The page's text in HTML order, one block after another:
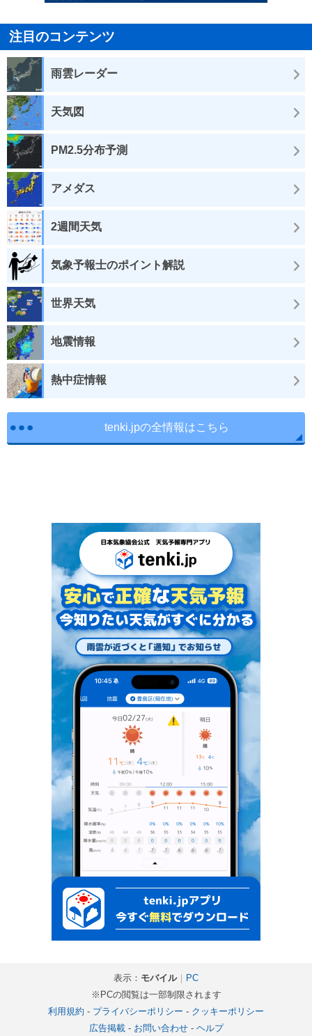
注目のコンテンツ
雨雲レーダー
天気図
PM2.5分布予測
アメダス
2週間天気
気象予報士のポイント解説
世界天気
地震情報
熱中症情報
tenki.jpの全情報はこちら
表示： モバイル｜ PC
※PCの閲覧は一部制限されます
利用規約 - プライバシーポリシー - クッキーポリシー
広告掲載- お問い合わせ- ヘルプ